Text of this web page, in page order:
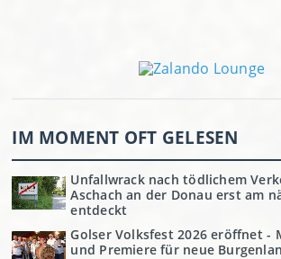
IM MOMENT OFT GELESEN
Unfallwrack nach tödlichem
Aschach an der Donau erst am
entdeckt
Golser Volksfest 2026 eröffnet -
und Premiere für neue